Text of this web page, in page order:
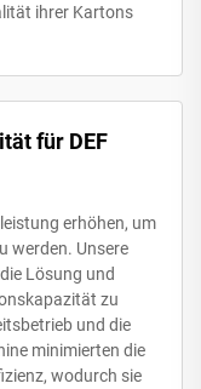
ihrer Kartons
für DEF
erhöhen, um
werden. Unsere
Lösung und
zu
und die
minimierten die
wodurch sie